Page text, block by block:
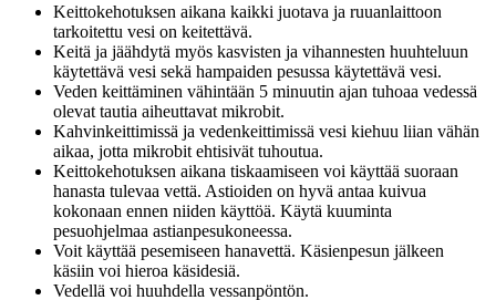
Keittokehotuksen aikana kaikki juotava ja ruuanlaittoon
tarkoitettu vesi on keitettävä.
Keitä ja jäähdytä myös kasvisten ja vihannesten huuhteluun
käytettävä vesi sekä hampaiden pesussa käytettävä vesi.
Veden keittäminen vähintään 5 minuutin ajan tuhoaa vedessä
olevat tautia aiheuttavat mikrobit.
Kahvinkeittimissä ja vedenkeittimissä vesi kiehuu liian vähän
aikaa, jotta mikrobit ehtisivät tuhoutua.
Keittokehotuksen aikana tiskaamiseen voi käyttää suoraan
hanasta tulevaa vettä. Astioiden on hyvä antaa kuivua
kokonaan ennen niiden käyttöä. Käytä kuuminta
pesuohjelmaa astianpesukoneessa.
Voit käyttää pesemiseen hanavettä. Käsienpesun jälkeen
käsiin voi hieroa käsidesiä.
Vedellä voi huuhdella vessanpöntön.